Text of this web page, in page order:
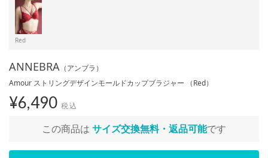
Red
ANNEBRA （アンブラ）
Amour ストリングデザインモールドカップブラジャー （Red）
¥6,490 税込
この商品は サイズ交換無料・返品可能です